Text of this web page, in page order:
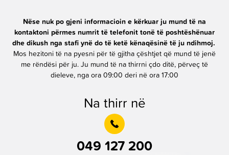
Nëse nuk po gjeni informacioin e kërkuar ju mund të na
kontaktoni përmes numrit të telefonit tonë të poshtëshënuar
dhe dikush nga stafi ynë do të ketë kënaqësinë të ju ndihmoj.
Mos hezitoni të na pyesni për të gjitha çështjet që mund të jenë
me rëndësi për ju. Ju mund të na thirrni çdo ditë, përveç të
dieleve, nga ora 09:00 deri në ora 17:00
Na thirr në
049 127 200